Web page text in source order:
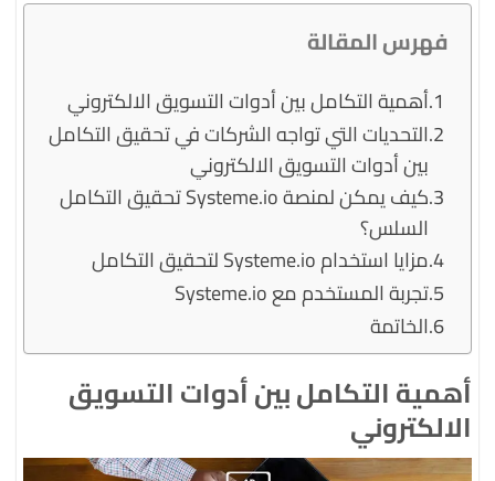
فهرس المقالة
أهمية التكامل بين أدوات التسويق الالكتروني
التحديات التي تواجه الشركات في تحقيق التكامل
بين أدوات التسويق الالكتروني
كيف يمكن لمنصة Systeme.io تحقيق التكامل
السلس؟
مزايا استخدام Systeme.io لتحقيق التكامل
تجربة المستخدم مع Systeme.io
الخاتمة
أهمية التكامل بين أدوات التسويق
الالكتروني